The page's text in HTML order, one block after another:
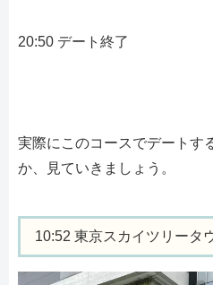
20:50 デート終了
実際にこのコースでデートす
か、見ていきましょう。
10:52 東京スカイツリータ